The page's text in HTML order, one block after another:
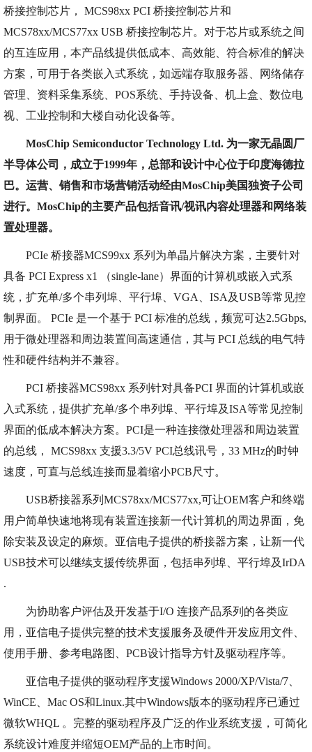
桥接控制芯片， MCS98xx PCI 桥接控制芯片和
MCS78xx/MCS77xx USB 桥接控制芯片。对于芯片或系统之间
的互连应用，本产品线提供低成本、高效能、符合标准的解决
方案，可用于各类嵌入式系统，如远端存取服务器、网络储存
管理、资料采集系统、POS系统、手持设备、机上盒、数位电
视、工业控制和大楼自动化设备等。
MosChip Semiconductor Technology Ltd. 为一家无晶圆厂
半导体公司，成立于1999年，总部和设计中心位于印度海德拉
巴。运营、销售和市场营销活动经由MosChip美国独资子公司
进行。MosChip的主要产品包括音讯/视讯内容处理器和网络装
置处理器。
PCIe 桥接器MCS99xx 系列为单晶片解决方案，主要针对
具备 PCI Express x1 （single-lane）界面的计算机或嵌入式系
统，扩充单/多个串列埠、平行埠、VGA、ISA及USB等常见控
制界面。 PCIe 是一个基于 PCI 标准的总线，频宽可达2.5Gbps,
用于微处理器和周边装置间高速通信，其与 PCI 总线的电气特
性和硬件结构并不兼容。
PCI 桥接器MCS98xx 系列针对具备PCI 界面的计算机或嵌
入式系统，提供扩充单/多个串列埠、平行埠及ISA等常见控制
界面的低成本解决方案。PCI是一种连接微处理器和周边装置
的总线， MCS98xx 支援3.3/5V PCI总线讯号，33 MHz的时钟
速度，可直与总线连接而显着缩小PCB尺寸。
USB桥接器系列MCS78xx/MCS77xx,可让OEM客户和终端
用户简单快速地将现有装置连接新一代计算机的周边界面，免
除安装及设定的麻烦。亚信电子提供的桥接器方案，让新一代
USB技术可以继续支援传统界面，包括串列埠、平行埠及IrDA
.
为协助客户评估及开发基于I/O 连接产品系列的各类应
用，亚信电子提供完整的技术支援服务及硬件开发应用文件、
使用手册、参考电路图、PCB设计指导方针及驱动程序等。
亚信电子提供的驱动程序支援Windows 2000/XP/Vista/7、
WinCE、Mac OS和Linux.其中Windows版本的驱动程序已通过
微软WHQL 。完整的驱动程序及广泛的作业系统支援，可简化
系统设计难度并缩短OEM产品的上市时间。